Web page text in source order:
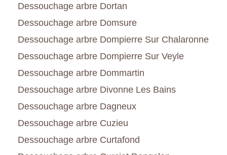
Dessouchage arbre Dortan
Dessouchage arbre Domsure
Dessouchage arbre Dompierre Sur Chalaronne
Dessouchage arbre Dompierre Sur Veyle
Dessouchage arbre Dommartin
Dessouchage arbre Divonne Les Bains
Dessouchage arbre Dagneux
Dessouchage arbre Cuzieu
Dessouchage arbre Curtafond